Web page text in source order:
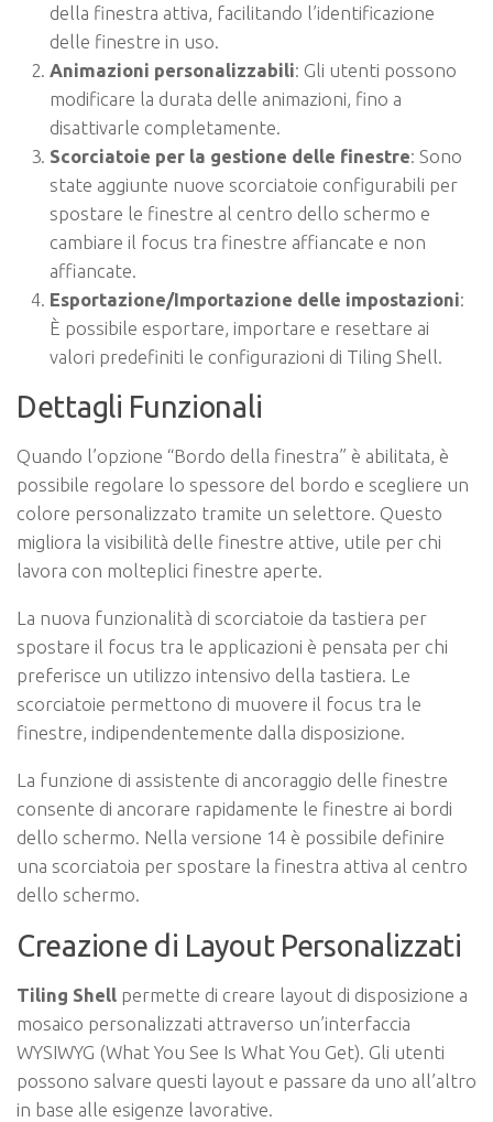
della finestra attiva, facilitando l’identificazione
delle finestre in uso.
Animazioni personalizzabili: Gli utenti possono
modificare la durata delle animazioni, fino a
disattivarle completamente.
Scorciatoie per la gestione delle finestre: Sono
state aggiunte nuove scorciatoie configurabili per
spostare le finestre al centro dello schermo e
cambiare il focus tra finestre affiancate e non
affiancate.
Esportazione/Importazione delle impostazioni:
È possibile esportare, importare e resettare ai
valori predefiniti le configurazioni di Tiling Shell.
Dettagli Funzionali
Quando l’opzione “Bordo della finestra” è abilitata, è
possibile regolare lo spessore del bordo e scegliere un
colore personalizzato tramite un selettore. Questo
migliora la visibilità delle finestre attive, utile per chi
lavora con molteplici finestre aperte.
La nuova funzionalità di scorciatoie da tastiera per
spostare il focus tra le applicazioni è pensata per chi
preferisce un utilizzo intensivo della tastiera. Le
scorciatoie permettono di muovere il focus tra le
finestre, indipendentemente dalla disposizione.
La funzione di assistente di ancoraggio delle finestre
consente di ancorare rapidamente le finestre ai bordi
dello schermo. Nella versione 14 è possibile definire
una scorciatoia per spostare la finestra attiva al centro
dello schermo.
Creazione di Layout Personalizzati
Tiling Shell permette di creare layout di disposizione a
mosaico personalizzati attraverso un’interfaccia
WYSIWYG (What You See Is What You Get). Gli utenti
possono salvare questi layout e passare da uno all’altro
in base alle esigenze lavorative.